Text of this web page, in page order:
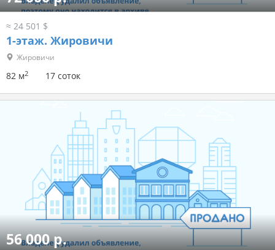
≈ 24 501 $
1-этаж. Жировичи
Жировичи
82 м2 17 соток
56 000 р.